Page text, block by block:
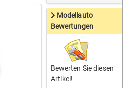
Modellauto
Bewertungen
Bewerten Sie diesen
Artikel!